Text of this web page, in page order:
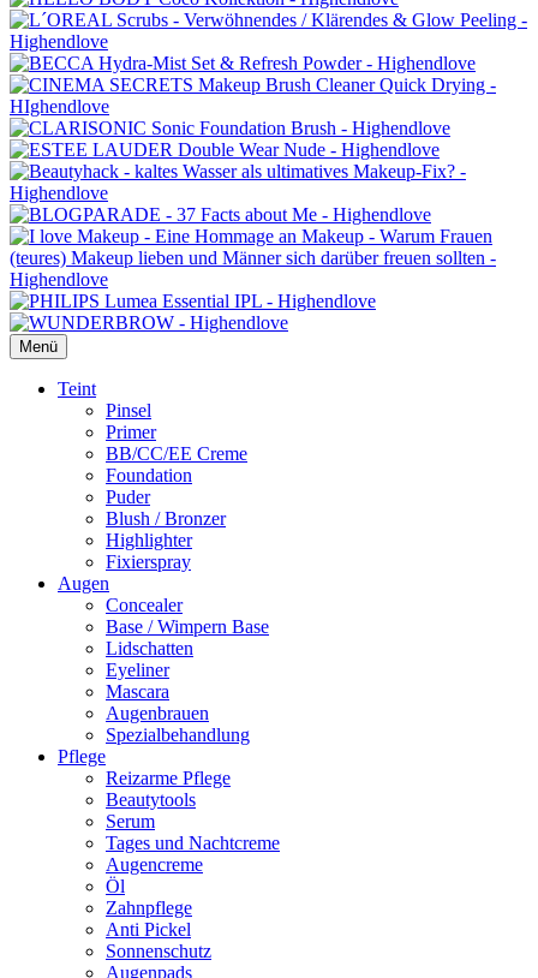
Menü
Primäres
Teint
Pinsel
Primer
BB/CC/EE Creme
Foundation
Puder
Blush / Bronzer
Highlighter
Fixierspray
Augen
Concealer
Base / Wimpern Base
Lidschatten
Eyeliner
Mascara
Augenbrauen
Spezialbehandlung
Pflege
Reizarme Pflege
Beautytools
Serum
Tages und Nachtcreme
Augencreme
Öl
Zahnpflege
Anti Pickel
Sonnenschutz
Augenpads